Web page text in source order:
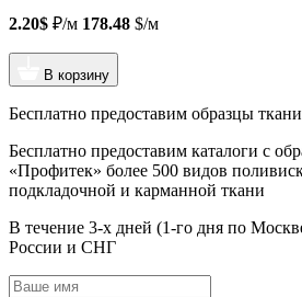
2.20$ ₽/м 178.48 $/м
В корзину
Бесплатно предоставим образцы
Бесплатно предоставим каталоги с
«Профитек» более 500 видов
подкладочной и карманной ткани
В течение 3-х дней (1-го дня по
России и СНГ